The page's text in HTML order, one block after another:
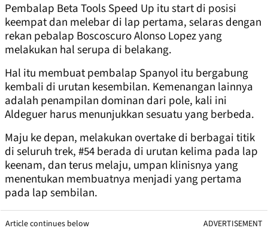
Pembalap Beta Tools Speed Up itu start di posisi
keempat dan melebar di lap pertama, selaras dengan
rekan pebalap Boscoscuro Alonso Lopez yang
melakukan hal serupa di belakang.
Hal itu membuat pembalap Spanyol itu bergabung
kembali di urutan kesembilan. Kemenangan lainnya
adalah penampilan dominan dari pole, kali ini
Aldeguer harus menunjukkan sesuatu yang berbeda.
Maju ke depan, melakukan overtake di berbagai titik
di seluruh trek, #54 berada di urutan kelima pada lap
keenam, dan terus melaju, umpan klinisnya yang
menentukan membuatnya menjadi yang pertama
pada lap sembilan.
Article continues below ADVERTISEMENT